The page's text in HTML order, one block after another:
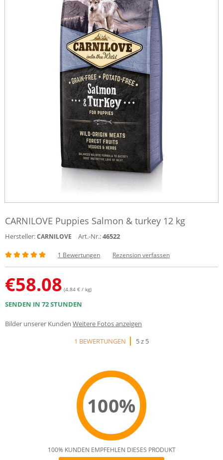
CARNILOVE Puppies Salmon & turkey 12 kg
Hersteller:CARNILOVE Art.-Nr.:46522
1 Bewertungen Rezension verfassen
€58.08 (4.84 € / kg)
SENDEN IN 72 STUNDEN
Bilder unserer Kunden Weitere Fotos anzeigen
1 BEWERTUNGEN
5 z 5
100%
100% KUNDEN EMPFEHLEN DIESES PRODUKT